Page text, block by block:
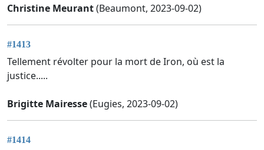
Christine Meurant(Beaumont, 2023-09-02)
#1413
Tellement révolter pour la mort de Iron, où est la
justice.....
Brigitte Mairesse(Eugies, 2023-09-02)
#1414